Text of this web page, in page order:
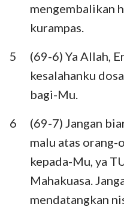
mengembalikan
kurampas.
5
(69-6) Ya Allah,
kesalahanku
bagi-Mu.
6
(69-7) Jangan
malu atas orang-
kepada-Mu, ya
Mahakuasa.
mendatangkan